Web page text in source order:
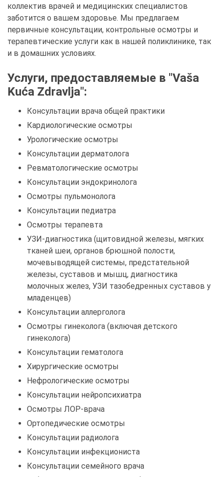
коллектив врачей и медицинских специалистов
заботится о вашем здоровье. Мы предлагаем
первичные консультации, контрольные осмотры и
терапевтические услуги как в нашей поликлинике, так
и в домашних условиях.
Услуги, предоставляемые в "Vaša
Kuća Zdravlja":
Консультации врача общей практики
Кардиологические осмотры
Урологические осмотры
Консультации дерматолога
Ревматологические осмотры
Консультации эндокринолога
Осмотры пульмонолога
Консультации педиатра
Осмотры терапевта
УЗИ-диагностика (щитовидной железы, мягких
тканей шеи, органов брюшной полости,
мочевыводящей системы, предстательной
железы, суставов и мышц, диагностика
молочных желез, УЗИ тазобедренных суставов у
младенцев)
Консультации аллерголога
Осмотры гинеколога (включая детского
гинеколога)
Консультации гематолога
Хирургические осмотры
Нефрологические осмотры
Консультации нейропсихиатра
Осмотры ЛОР-врача
Ортопедические осмотры
Консультации радиолога
Консультации инфекциониста
Консультации семейного врача